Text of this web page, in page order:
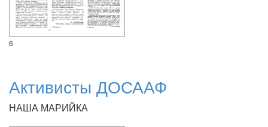
6
Активисты ДОСААФ
НАША МАРИЙКА